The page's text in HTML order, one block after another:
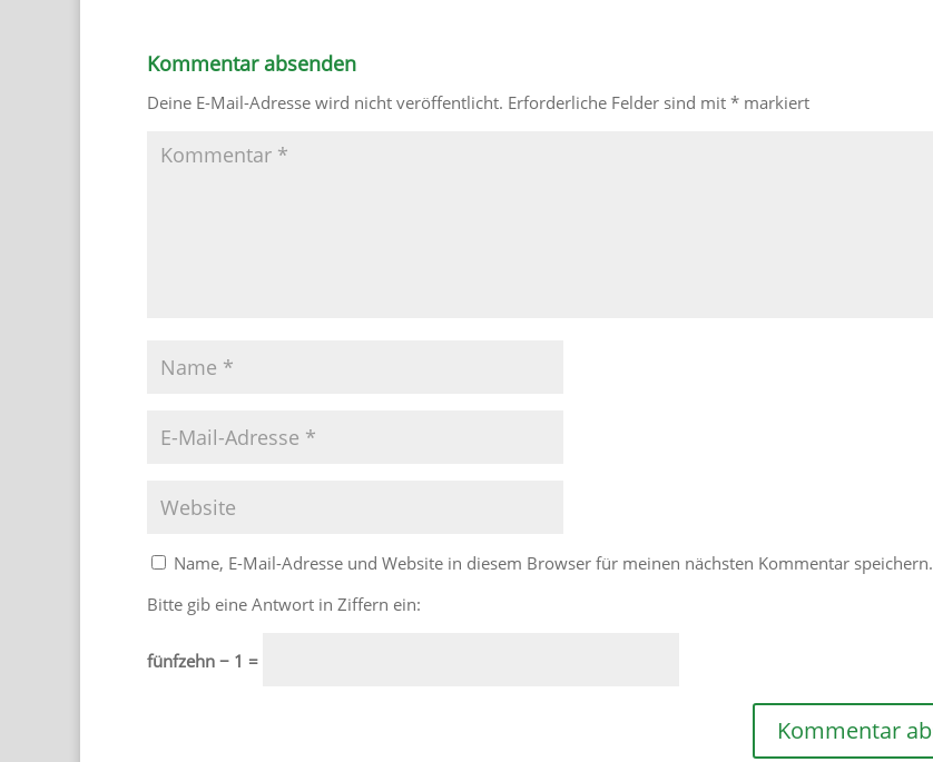
Kommentar absenden
Deine E-Mail-Adresse wird nicht veröffentlicht. Erforderliche Felder sind mit * markiert
Name, E-Mail-Adresse und Website in diesem Browser für meinen nächsten Kommentar speichern.
Bitte gib eine Antwort in Ziffern ein:
fünfzehn − 1 =